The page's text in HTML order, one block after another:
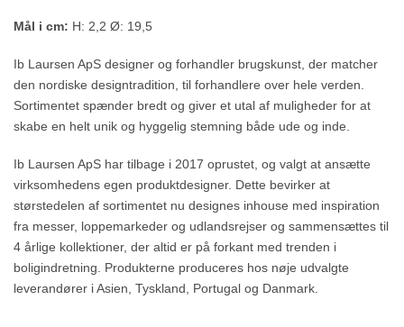
Mål i cm: H: 2,2 Ø: 19,5
Ib Laursen ApS designer og forhandler brugskunst, der matcher
den nordiske designtradition, til forhandlere over hele verden.
Sortimentet spænder bredt og giver et utal af muligheder for at
skabe en helt unik og hyggelig stemning både ude og inde.
Ib Laursen ApS har tilbage i 2017 oprustet, og valgt at ansætte
virksomhedens egen produktdesigner. Dette bevirker at
størstedelen af sortimentet nu designes inhouse med inspiration
fra messer, loppemarkeder og udlandsrejser og sammensættes til
4 årlige kollektioner, der altid er på forkant med trenden i
boligindretning. Produkterne produceres hos nøje udvalgte
leverandører i Asien, Tyskland, Portugal og Danmark.